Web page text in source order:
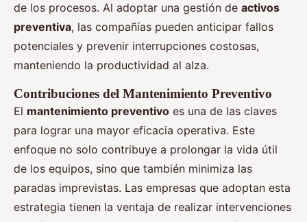
de los procesos. Al adoptar una gestión de activos
preventiva, las compañías pueden anticipar fallos
potenciales y prevenir interrupciones costosas,
manteniendo la productividad al alza.
Contribuciones del Mantenimiento Preventivo
El mantenimiento preventivo es una de las claves
para lograr una mayor eficacia operativa. Este
enfoque no solo contribuye a prolongar la vida útil
de los equipos, sino que también minimiza las
paradas imprevistas. Las empresas que adoptan esta
estrategia tienen la ventaja de realizar intervenciones